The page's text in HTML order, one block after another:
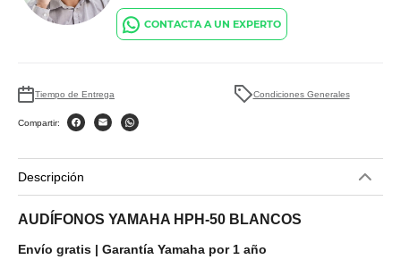
CONTACTA A UN EXPERTO
Tiempo de Entrega Condiciones Generales
Compartir:
Descripción
AUDÍFONOS YAMAHA HPH-50 BLANCOS
Envío gratis | Garantía Yamaha por 1 año